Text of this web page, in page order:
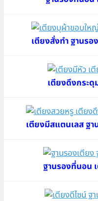
เตียงสั่งทำ ฐานร
เตียงดึงกระดุ
เตียงมีสแตนเลส ฐ
ฐานรองที่นอน